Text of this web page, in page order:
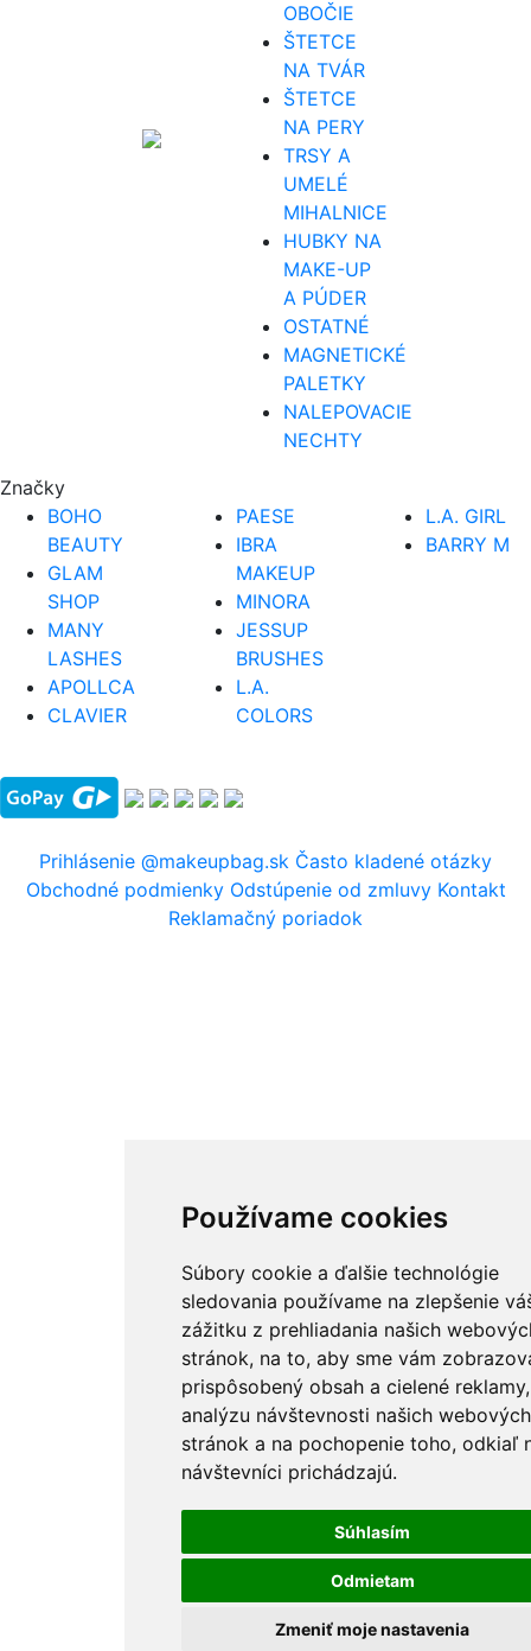
Používame cookies
Súbory cookie a ďalšie technológie
sledovania používame na zlepšenie
zážitku z prehliadania našich
stránok, na to, aby sme vám
prispôsobený obsah a cielené
analýzu návštevnosti našich webových
stránok a na pochopenie toho, odkiaľ
návštevníci prichádzajú.
Súhlasím
Odmietam
Zmeniť moje nastavenia
OBOČIE
ŠTETCE
NA TVÁR
ŠTETCE
NA PERY
TRSY A
UMELÉ
MIHALNICE
HUBKY NA
MAKE-UP
A PÚDER
OSTATNÉ
MAGNETICKÉ
PALETKY
NALEPOVACIE
NECHTY
Značky
BOHO
BEAUTY
GLAM
SHOP
MANY
LASHES
APOLLCA
CLAVIER
PAESE
IBRA
MAKEUP
MINORA
JESSUP
BRUSHES
L.A.
COLORS
L.A. GIRL
BARRY M
Prihlásenie @makeupbag.sk Často kladené otázky
Obchodné podmienky Odstúpenie od zmluvy Kontakt
Reklamačný poriadok